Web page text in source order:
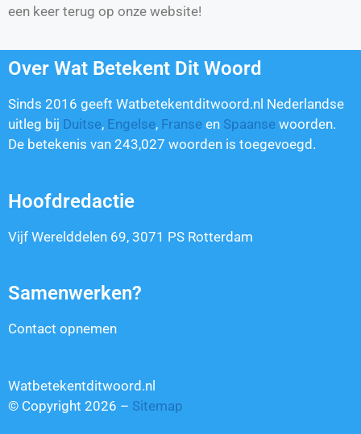
een keer terug op onze website!
Over Wat Betekent Dit Woord
Sinds 2016 geeft Watbetekentditwoord.nl Nederlandse
uitleg bij Duitse, Engelse, Franse en Spaanse woorden.
De betekenis van 243,027 woorden is toegevoegd.
Hoofdredactie
Vijf Werelddelen 69, 3071 PS Rotterdam
Samenwerken?
Contact opnemen
Watbetekentditwoord.nl
© Copyright 2026 – Sitemap